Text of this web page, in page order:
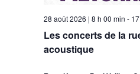
Les concerts de la
acoustique
28 août 2026 | 8 h 00 min -